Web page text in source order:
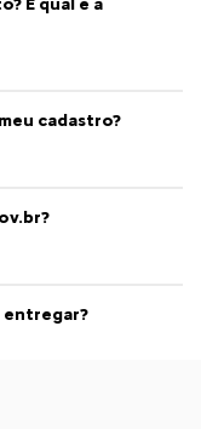
E qual é a
cadastro?
poder